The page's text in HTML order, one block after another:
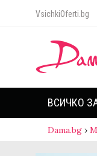
VsichkiOferti.bg
ВСИЧКО
Dama.bg ›